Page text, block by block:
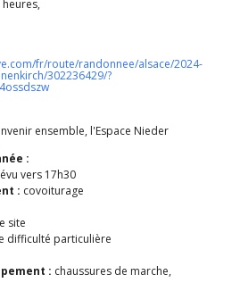
heures,
fr/route/randonnee/alsace/2024-
302236429/?
ensemble, l'Espace Nieder
:
vers 17h30
: covoiturage
site
difficulté particulière
: chaussures de marche,